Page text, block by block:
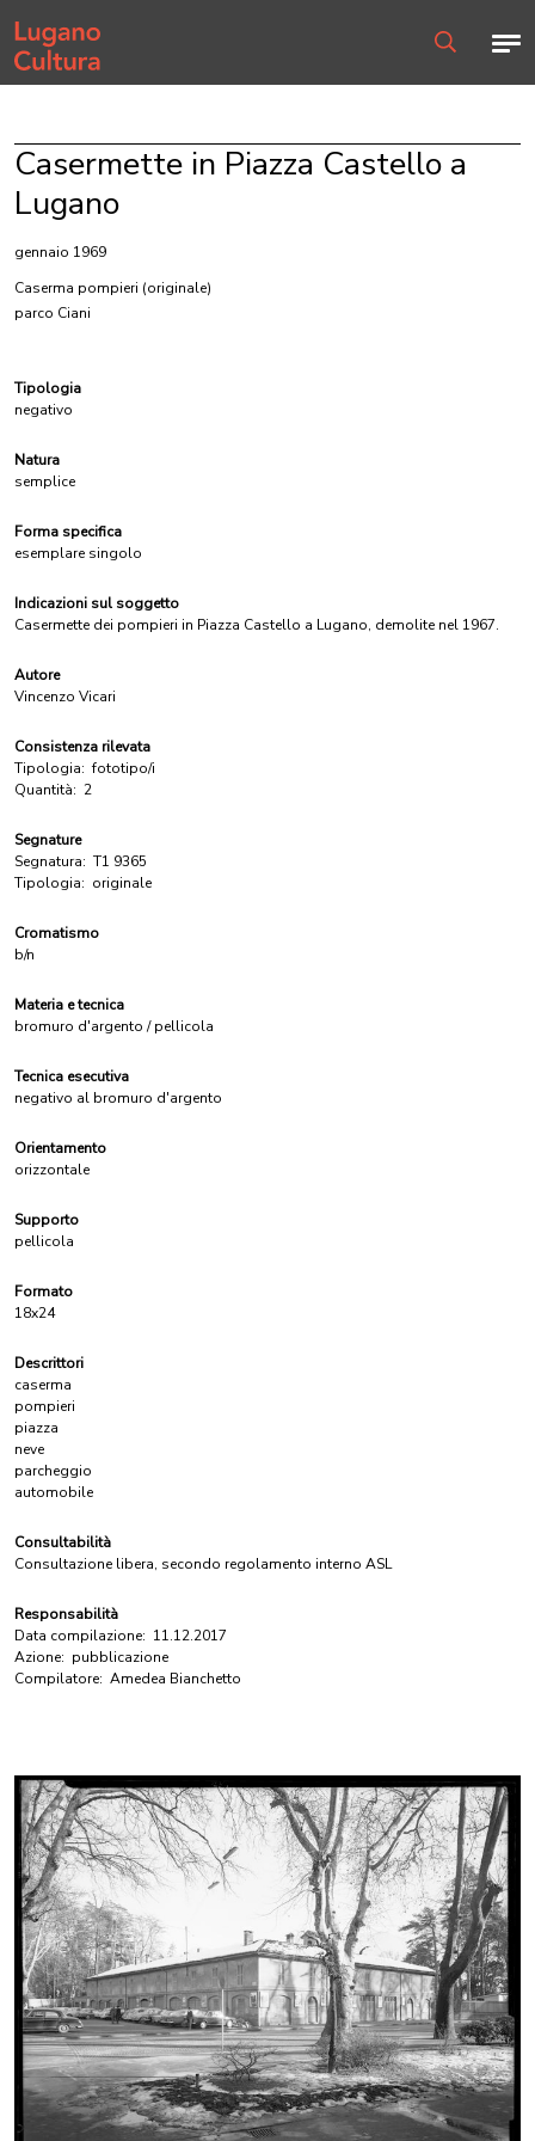
Home page
Casermette in Piazza Castello a
Lugano
gennaio 1969
Caserma pompieri (originale)
parco Ciani
Tipologia
negativo
Natura
semplice
Forma specifica
esemplare singolo
Indicazioni sul soggetto
Casermette dei pompieri in Piazza Castello a Lugano, demolite nel 1967.
Autore
Vincenzo Vicari
Consistenza rilevata
Tipologia: fototipo/i
Quantità: 2
Segnature
Segnatura: T1 9365
Tipologia: originale
Cromatismo
b/n
Materia e tecnica
bromuro d'argento / pellicola
Tecnica esecutiva
negativo al bromuro d'argento
Orientamento
orizzontale
Supporto
pellicola
Formato
18x24
Descrittori
caserma
pompieri
piazza
neve
parcheggio
automobile
Consultabilità
Consultazione libera, secondo regolamento interno ASL
Responsabilità
Data compilazione: 11.12.2017
Azione: pubblicazione
Compilatore: Amedea Bianchetto